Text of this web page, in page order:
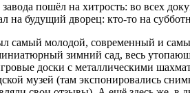
пошёл на хитрость: во всех
будущий дворец: кто-то на
самый молодой, современный и
зимний сад, весь
доски с металлическими
музей (там экспонировались